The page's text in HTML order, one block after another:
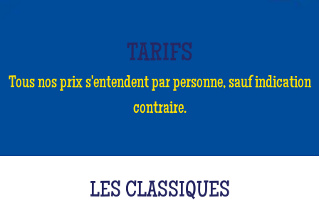
TARIFS
Tous nos prix s'entendent par personne, sauf indication
contraire.
LES CLASSIQUES